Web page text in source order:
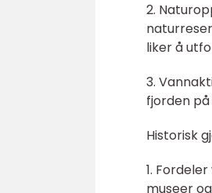
2.
liker å
3.
fjorden
Historisk
1.
museer